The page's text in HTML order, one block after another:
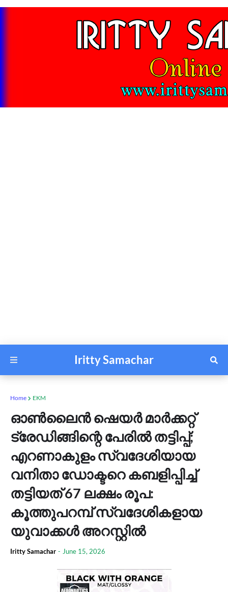
Iritty Samachar
Home EKM
ഓണ്‍ലൈന്‍ ഷെയര്‍ മാര്‍ക്കറ്റ്
ട്രേഡിങ്ങിന്റെ പേരില്‍ തട്ടിപ്പ്;
എറണാകുളം സ്വദേശിയായ
വനിതാ ഡോക്ടറെ കബളിപ്പിച്ച്
തട്ടിയത് 67 ലക്ഷം രൂപ:
കൂത്തുപറമ്പ് സ്വദേശികളായ
യുവാക്കള്‍ അറസ്റ്റില്‍
Iritty Samachar - June 15, 2026